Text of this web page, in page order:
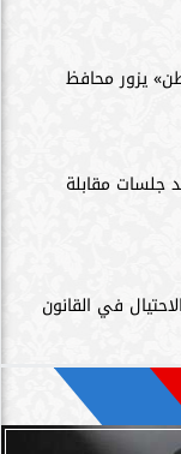
يزور محافظ
جلسات مقابلة
في القانون